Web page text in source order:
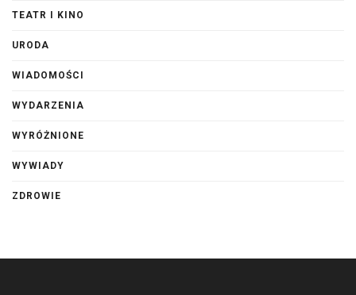
TEATR I KINO
URODA
WIADOMOŚCI
WYDARZENIA
WYRÓŻNIONE
WYWIADY
ZDROWIE